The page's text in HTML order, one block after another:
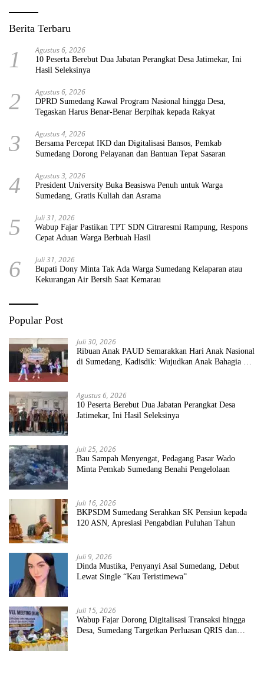
Berita Terbaru
1 Agustus 6, 2026
10 Peserta Berebut Dua Jabatan Perangkat Desa Jatimekar, Ini
Hasil Seleksinya
2 Agustus 6, 2026
DPRD Sumedang Kawal Program Nasional hingga Desa,
Tegaskan Harus Benar-Benar Berpihak kepada Rakyat
3 Agustus 4, 2026
Bersama Percepat IKD dan Digitalisasi Bansos, Pemkab
Sumedang Dorong Pelayanan dan Bantuan Tepat Sasaran
4 Agustus 3, 2026
President University Buka Beasiswa Penuh untuk Warga
Sumedang, Gratis Kuliah dan Asrama
5 Juli 31, 2026
Wabup Fajar Pastikan TPT SDN Citraresmi Rampung, Respons
Cepat Aduan Warga Berbuah Hasil
6 Juli 31, 2026
Bupati Dony Minta Tak Ada Warga Sumedang Kelaparan atau
Kekurangan Air Bersih Saat Kemarau
Popular Post
Juli 30, 2026
Ribuan Anak PAUD Semarakkan Hari Anak Nasional
di Sumedang, Kadisdik: Wujudkan Anak Bahagia dan
Agustus 6, 2026
10 Peserta Berebut Dua Jabatan Perangkat Desa
Jatimekar, Ini Hasil Seleksinya
Juli 25, 2026
Bau Sampah Menyengat, Pedagang Pasar Wado
Minta Pemkab Sumedang Benahi Pengelolaan
Juli 16, 2026
BKPSDM Sumedang Serahkan SK Pensiun kepada
120 ASN, Apresiasi Pengabdian Puluhan Tahun
Juli 9, 2026
Dinda Mustika, Penyanyi Asal Sumedang, Debut
Lewat Single “Kau Teristimewa”
Juli 15, 2026
Wabup Fajar Dorong Digitalisasi Transaksi hingga
Desa, Sumedang Targetkan Perluasan QRIS dan